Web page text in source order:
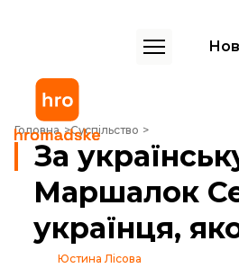
Головна Суспільство
За українську «нагородили» страхом
За
Маршалок
українця,
Юстина Лісова